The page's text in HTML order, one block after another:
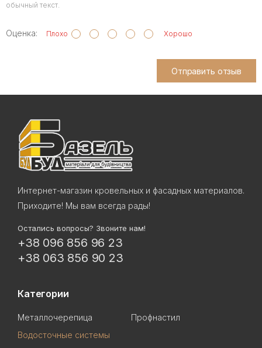
обычный текст.
Оценка: Плохо Хорошо
Отправить отзыв
Интернет-магазин кровельных и фасадных материалов.
Приходите! Мы вам всегда рады!
Остались вопросы? Звоните нам!
+38 096 856 96 23
+38 063 856 90 23
Категории
Металлочерепица
Профнастил
Водосточные системы